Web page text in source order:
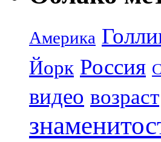
Америка
Йорк Россия
видео возраст